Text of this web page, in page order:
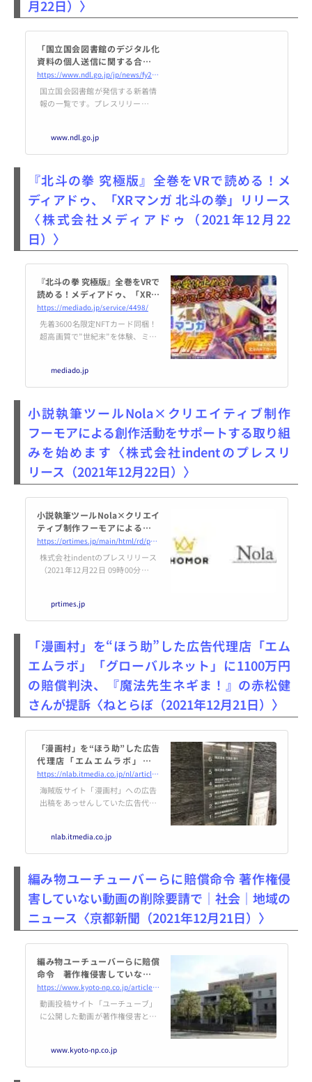
月22日）〉
「国立国会図書館のデジタル化
資料の個人送信に関する合意文
書」の公表について｜国立国会
図書館―National Diet Library
https://www.ndl.go.jp/jp/news/fy2021/211222_01.html
国立国会図書館が発信する新着情
報の一覧です。プレスリリース、
www.ndl.go.jp
『北斗の拳 究極版』全巻をVRで読める！メ
ディアドゥ、「XRマンガ 北斗の拳」リリース
〈株式会社メディアドゥ（2021年12月22
日）〉
『北斗の拳 究極版』全巻をVRで
読める！メディアドゥ、「XRマ
ンガ 北斗の拳」リリース | 株式
会社メディアドゥ
https://mediado.jp/service/4498/
先着3600名限定NFTカード同梱！
超高画質で”世紀末”を体験、ミニ
社：東京都千代田区、代表取締役
社長 CEO 藤田恭嗣、以下「メディ
mediado.jp
小説執筆ツールNola×クリエイティブ制作
フーモアによる創作活動をサポートする取り組
みを始めます〈株式会社indentのプレスリ
リース（2021年12月22日）〉
小説執筆ツールNola×クリエイ
ティブ制作フーモアによる創作
活動をサポートする取り組みを
始めます
https://prtimes.jp/main/html/rd/p/000000002.000064443.html
株式会社indentのプレスリリース
（2021年12月22日 09時00分）小
サポートする取り組みを始めます
prtimes.jp
「漫画村」を“ほう助”した広告代理店「エム
エムラボ」「グローバルネット」に1100万円
の賠償判決、『魔法先生ネギま！』の赤松健
さんが提訴〈ねとらぼ（2021年12月21日）〉
「漫画村」を“ほう助”した広告
代理店「エムエムラボ」「グ
ローバルネット」に1100万円の
賠償判決、『魔法先生ネギ
ま！』の赤松健さんが提訴
https://nlab.itmedia.co.jp/nl/articles/2112/21/news137.html
海賊版サイト「漫画村」への広告
出稿をあっせんしていた広告代理
バルネット」（東京都大田区／村
木和彦代表）に対して東京地裁は
害を受けた漫画家に対して1100万
円の支払いを命じました。原告
は…
nlab.itmedia.co.jp
編み物ユーチューバーらに賠償命令 著作権侵
害していない動画の削除要請で｜社会｜地域の
ニュース〈京都新聞（2021年12月21日）〉
編み物ユーチューバーらに賠償
命令 著作権侵害していない動
画の削除要請で｜社会｜地域の
ニュース｜京都新聞
https://www.kyoto-np.co.jp/articles/-/697905
動画投稿サイト「ユーチューブ」
に公開した動画が著作権侵害との
チューバーの女性が…
www.kyoto-np.co.jp